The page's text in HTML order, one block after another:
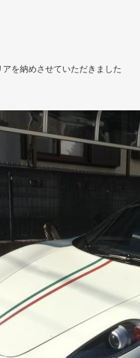
を納めさせていただきました